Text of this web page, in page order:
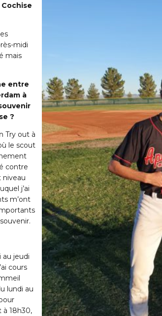
midi
mais
entre
à
?
Try out à
le scout
contre
niveau
j’ai
m’ont
au jeudi
cours
lundi au
à 18h30,